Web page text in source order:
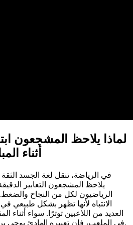
لماذا يلاحظ المشجعون
أثناء
في الرياضة، تنقل لغة الجسد الثقة
يلاحظ المشجعون التعابير
الرياضيون لكل من النجاح
الانتباه لأنها تظهر بشكل طبيعي
العديد من اللاعبين توترًا. سواء أثناء
في الملعب، فإن تعبيره الهادئ يوحي برباطة الجأش والثقة بالنفس.